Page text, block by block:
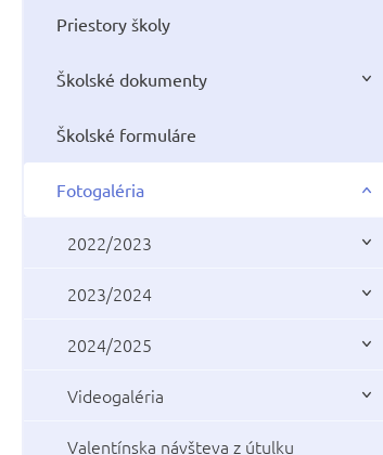
Priestory školy
Školské dokumenty
Školské formuláre
Fotogaléria
2022/2023
2023/2024
2024/2025
Videogaléria
Valentínska návšteva z útulku